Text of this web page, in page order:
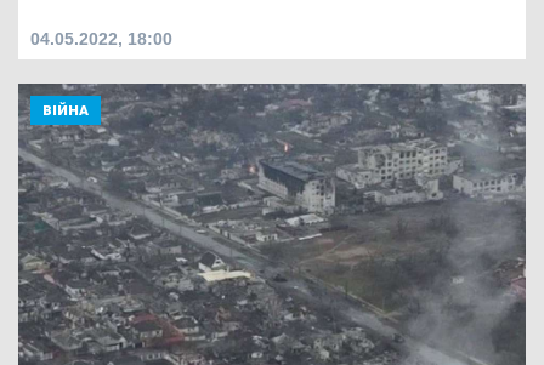
04.05.2022, 18:00
ВІЙНА